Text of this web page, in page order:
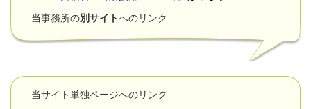
当事務所の別サイトへのリンク
当サイト単独ページへのリンク